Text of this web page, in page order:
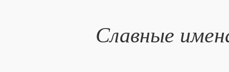
Славные